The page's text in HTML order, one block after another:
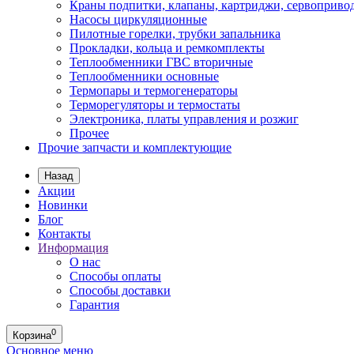
Краны подпитки, клапаны, картриджи,
Насосы циркуляционные
Пилотные горелки, трубки запальника
Прокладки, кольца и ремкомплекты
Теплообменники ГВС вторичные
Теплообменники основные
Термопары и термогенераторы
Терморегуляторы и термостаты
Электроника, платы управления и розжиг
Прочее
Прочие запчасти и комплектующие
Назад
Акции
Новинки
Блог
Контакты
Информация
О нас
Способы оплаты
Способы доставки
Гарантия
Корзина0
Основное меню